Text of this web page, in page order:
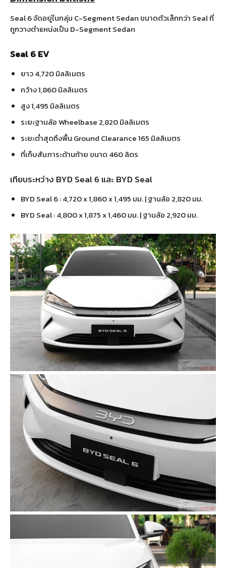
Seal 6 จัดอยู่ในกลุ่ม C-Segment Sedan ขนาดตัวเล็กกว่า Seal ที่
ถูกวางตำแหน่งเป็น D-Segment Sedan
Seal 6 EV
ยาว 4,720 มิลลิเมตร
กว้าง 1,860 มิลลิเมตร
สูง 1,495 มิลลิเมตร
ระยะฐานล้อ Wheelbase 2,820 มิลลิเมตร
ระยะต่ำสุดถึงพื้น Ground Clearance 165 มิลลิเมตร
ที่เก็บสัมภาระด้านท้าย ขนาด 460 ลิตร
เทียบระหว่าง BYD Seal 6 และ BYD Seal
BYD Seal 6 : 4,720 x 1,860 x 1,495 มม. | ฐานล้อ 2,820 มม.
BYD Seal : 4,800 x 1,875 x 1,460 มม. | ฐานล้อ 2,920 มม.